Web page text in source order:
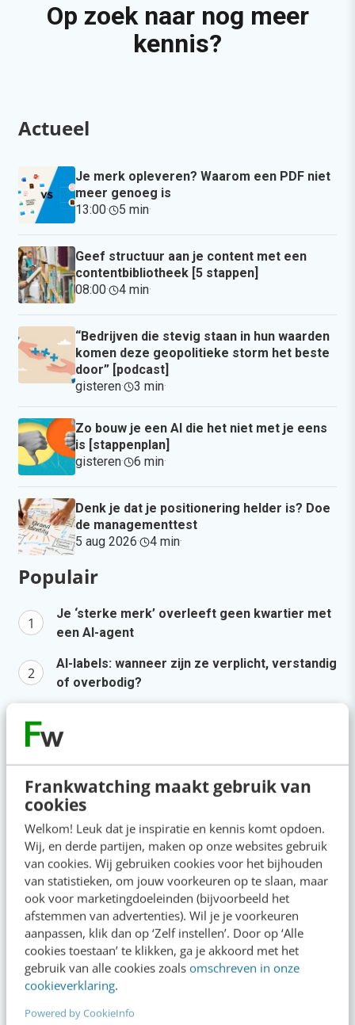
Frankwatching maakt gebruik van
cookies
Welkom! Leuk dat je inspiratie en kennis komt opdoen.
Wij, en derde partijen, maken op onze websites gebruik
van cookies. Wij gebruiken cookies voor het bijhouden
van statistieken, om jouw voorkeuren op te slaan, maar
ook voor marketingdoeleinden (bijvoorbeeld het
afstemmen van advertenties). Wil je je voorkeuren
aanpassen, klik dan op ‘Zelf instellen’. Door op ‘Alle
cookies toestaan’ te klikken, ga je akkoord met het
gebruik van alle cookies zoals omschreven in onze
cookieverklaring.
Powered by CookieInfo
Op zoek naar nog meer
kennis?
Actueel
Je merk opleveren? Waarom een PDF niet
meer genoeg is
13:00· 5 min·
Geef structuur aan je content met een
contentbibliotheek [5 stappen]
08:00· 4 min·
“Bedrijven die stevig staan in hun waarden
komen deze geopolitieke storm het beste
door” [podcast]
gisteren· 3 min·
Zo bouw je een AI die het niet met je eens
is [stappenplan]
gisteren· 6 min·
Denk je dat je positionering helder is? Doe
de managementtest
5 aug 2026· 4 min·
Populair
Je ‘sterke merk’ overleeft geen kwartier met
een AI-agent
AI-labels: wanneer zijn ze verplicht, verstandig
of overbodig?
veel
Zo bouw je een AI die het niet met je eens is
[stappenplan]
Millennials aan je binden? Start met één
eerlijke zin
Agenda Meer
aug
11
SEO & GEO met AI
Online mastercourse
Beoordeeld met een 9!
Training